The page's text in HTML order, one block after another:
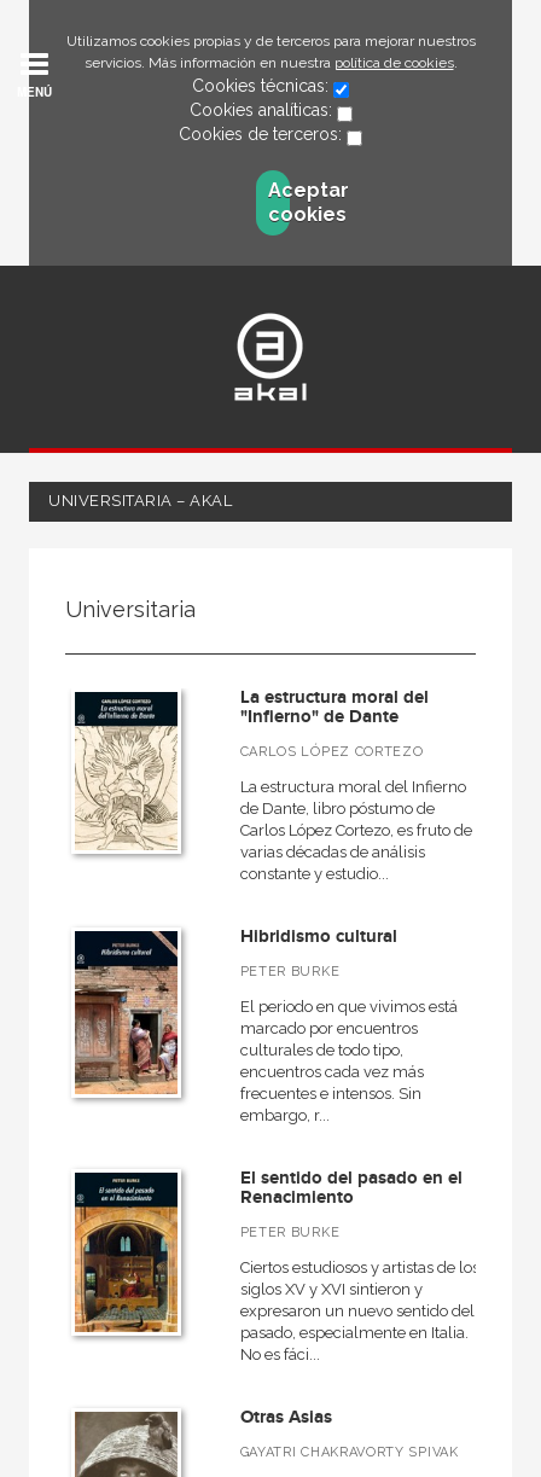
Utilizamos cookies propias y de terceros para mejorar nuestros
servicios. Más información en nuestra política de cookies.
Cookies técnicas:
Cookies analíticas:
Cookies de terceros:
Aceptar
cookies
MENÚ
UNIVERSITARIA – AKAL
Ciencias humanas y sociales
Lengua y literatura
Teoría literaria
MATERIAS
Actual
Teoría literaria
Moderna
Lingüística
Narrativa
General
Historia de la literatura
VER TODAS... (12)
Arte y estética
Básica de bolsillo
Universitaria
La estructura moral del
"Infierno" de Dante
CARLOS LÓPEZ CORTEZO
La estructura moral del Infierno
de Dante, libro póstumo de
Carlos López Cortezo, es fruto de
varias décadas de análisis
constante y estudio...
Hibridismo cultural
PETER BURKE
El periodo en que vivimos está
marcado por encuentros
culturales de todo tipo,
encuentros cada vez más
frecuentes e intensos. Sin
embargo, r...
El sentido del pasado en el
Renacimiento
PETER BURKE
Ciertos estudiosos y artistas de los
siglos XV y XVI sintieron y
expresaron un nuevo sentido del
pasado, especialmente en Italia.
No es fáci...
Otras Asias
GAYATRI CHAKRAVORTY SPIVAK